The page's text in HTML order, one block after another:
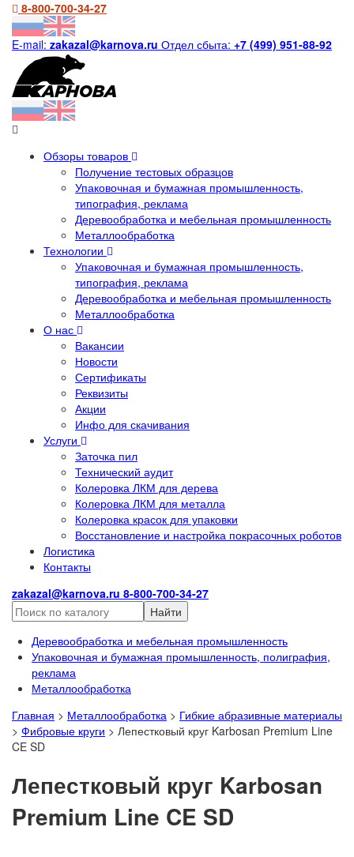
8-800-700-34-27
E-mail: zakazal@karnova.ru Отдел сбыта: +7 (499) 951-88-92
Обзоры товаров
Получение тестовых образцов
Упаковочная и бумажная промышленность,
типография, реклама
Деревообработка и мебельная промышленность
Металлообработка
Технологии
Упаковочная и бумажная промышленность,
типография, реклама
Деревообработка и мебельная промышленность
Металлообработка
О нас
Вакансии
Новости
Сертификаты
Реквизиты
Акции
Инфо для скачивания
Услуги
Заточка пил
Технический аудит
Колеровка ЛКМ для дерева
Колеровка ЛКМ для металла
Колеровка красок для упаковки
Восстановление и настройка покрасочных роботов
Логистика
Контакты
zakazal@karnova.ru 8-800-700-34-27
Найти
Деревообработка и мебельная промышленность
Упаковочная и бумажная промышленность, полиграфия,
реклама
Металлообработка
Главная > Металлообработка > Гибкие абразивные материалы
> Фибровые круги > Лепестковый круг Karbosan Premium Line
CE SD
Лепестковый круг Karbosan
Premium Line CE SD